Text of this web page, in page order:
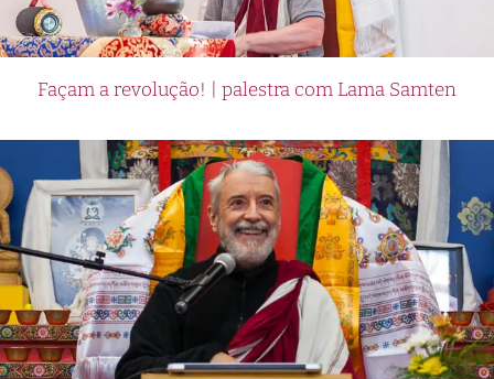
Façam a revolução! | palestra com Lama Samten